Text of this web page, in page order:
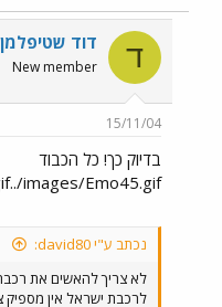
ד דוד שטיפלמן
New member
15/11/04
בדיוק כך! כל הכבוד
images/Emo45.gif
נכתב ע"י david80:
לא צריך להאשים את
לרכבת ישראל אין מספיק